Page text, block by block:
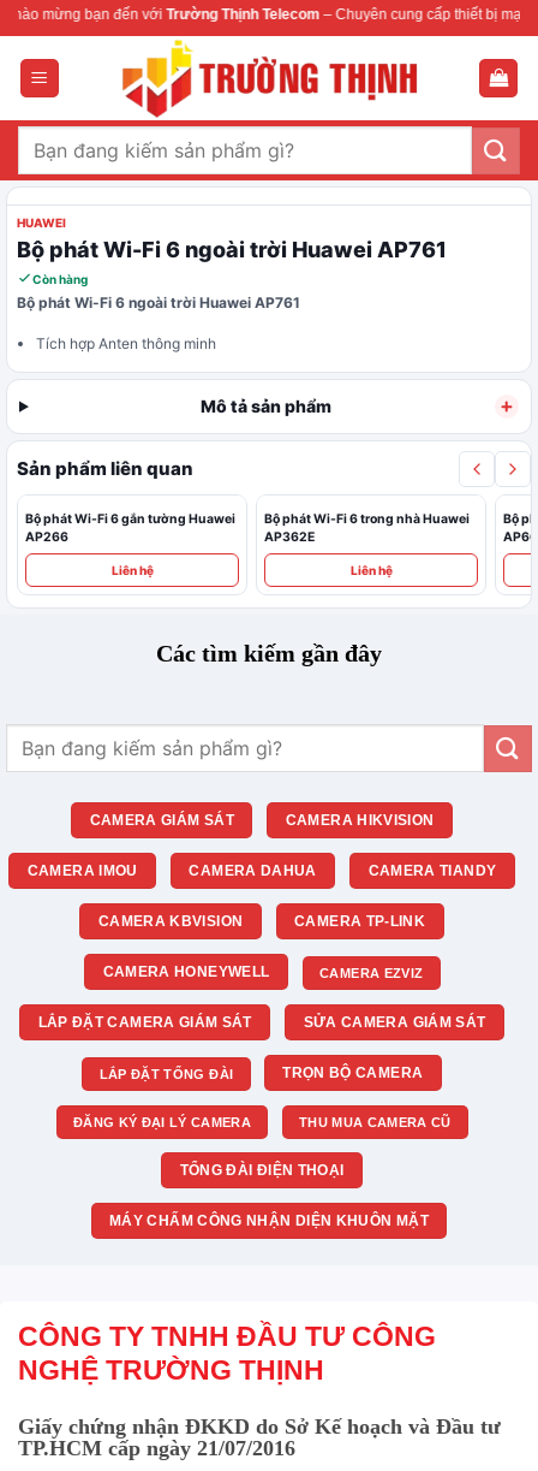
Bỏ
dung
mừng bạn đến vớiTrường Thịnh Telecom– Chuyên cung cấp thiết bị mạng
kiếm:
HUAWEI
Bộ phát Wi-Fi 6 ngoài trời Huawei AP761
Còn hàng
Bộ phát Wi-Fi 6 ngoài trời Huawei AP761
Tích hợp Anten thông minh
Chuẩn IP68
Cổng: 1 cổng RJ45 10M/100M/GE, 1 cổng quang SFP
Tốc độ: 575Mbps ở tần số 2,4GHz, 1,2Gbps ở tần số 5GHz
Nguồn điện PoE: tuân thủ IEEE 802.3af
Hotline: 0911 28 78 98
Mô tả sản phẩm
Sản phẩm liên quan
Bộ phát Wi-Fi 6 gắn tường Huawei
AP266
Liên hệ
Bộ phát Wi-Fi 6 trong nhà Huawei
AP362E
Liên hệ
Bộ
Các tìm kiếm gần đây
kiếm:
CAMERA GIÁM SÁT CAMERA HIKVISION
CAMERA IMOU CAMERA DAHUA CAMERA TIANDY
CAMERA KBVISION CAMERA TP-LINK
CAMERA HONEYWELL CAMERA EZVIZ
LẮP ĐẶT CAMERA GIÁM SÁT SỬA CAMERA GIÁM SÁT
LẮP ĐẶT TỔNG ĐÀI TRỌN BỘ CAMERA
ĐĂNG KÝ ĐẠI LÝ CAMERA THU MUA CAMERA CŨ
TỔNG ĐÀI ĐIỆN THOẠI
MÁY CHẤM CÔNG NHẬN DIỆN KHUÔN MẶT
CÔNG TY TNHH ĐẦU TƯ CÔNG
NGHỆ TRƯỜNG THỊNH
Giấy chứng nhận ĐKKD do Sở Kế hoạch và Đầu tư
TP.HCM cấp ngày 21/07/2016